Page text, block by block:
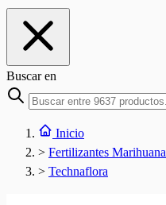
Buscar en
Inicio
> Fertilizantes Marihuana
> Technaflora